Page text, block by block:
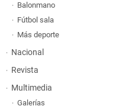
Balonmano
Fútbol sala
Más deporte
Nacional
Revista
Multimedia
Galerías